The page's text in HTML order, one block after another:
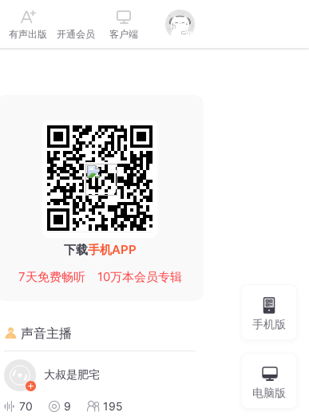
有声出版 开通会员 客户端
下载手机APP
7天免费畅听
10万本会员专辑
声音主播
大叔是肥宅
70 9 195
手机版
电脑版